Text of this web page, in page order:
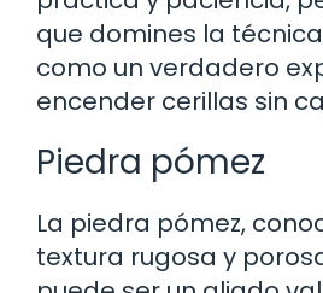
que domines la
como un verdadero
encender cerillas sin
Piedra pómez
La piedra pómez,
textura rugosa y